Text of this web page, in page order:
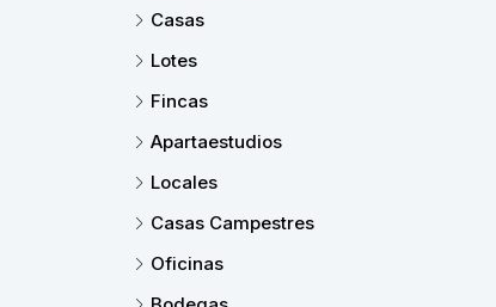
Casas
Lotes
Fincas
Apartaestudios
Locales
Casas Campestres
Oficinas